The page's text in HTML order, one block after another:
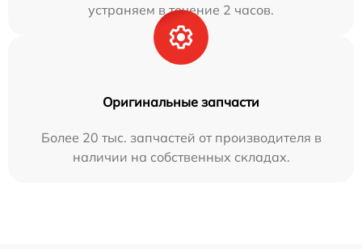
устраняем в течение 2 часов.
Оригинальные запчасти
Более 20 тыс. запчастей от производителя в
наличии на собственных складах.